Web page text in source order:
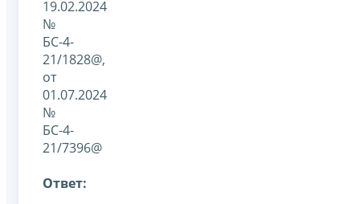
19.02.2024
№
БС-4-
21/1828@,
от
01.07.2024
№
БС-4-
21/7396@
Ответ: